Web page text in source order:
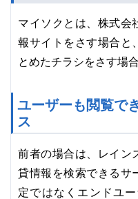
マイソクとは、株式会
報サイトをさす場合と
とめたチラシをさす場
ユーザーも閲覧で
ス
前者の場合は、レイン
貸情報を検索できるサ
定ではなくエンドユ